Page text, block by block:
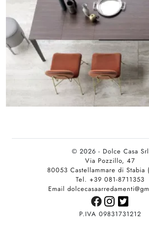
© 2026 - Dolce Casa Srl
Via Pozzillo, 47
80053 Castellammare di Stabia
Tel. +39 081-8711353
Email
P.IVA 09831731212